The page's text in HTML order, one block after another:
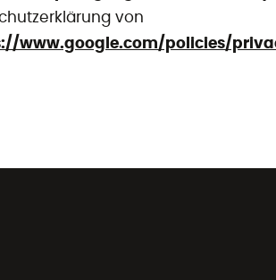
von
www.google.com/policies/